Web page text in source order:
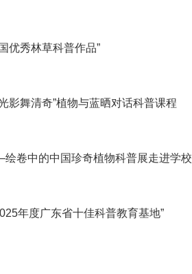
优秀林草科普作品”
影舞清奇”植物与蓝晒对话科普课程
卷中的中国珍奇植物科普展走进学校
年度广东省十佳科普教育基地”